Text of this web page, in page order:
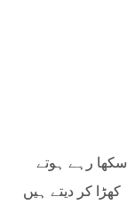
رہے ہوتے
کر دیتے ہیں